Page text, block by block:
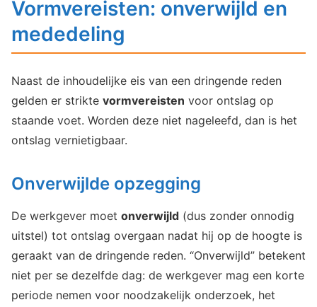
Vormvereisten: onverwijld en
mededeling
Naast de inhoudelijke eis van een dringende reden
gelden er strikte vormvereisten voor ontslag op
staande voet. Worden deze niet nageleefd, dan is het
ontslag vernietigbaar.
Onverwijlde opzegging
De werkgever moet onverwijld (dus zonder onnodig
uitstel) tot ontslag overgaan nadat hij op de hoogte is
geraakt van de dringende reden. “Onverwijld” betekent
niet per se dezelfde dag: de werkgever mag een korte
periode nemen voor noodzakelijk onderzoek, het